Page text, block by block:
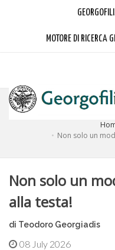
MOTORE DI RICERCA
a cura dell'Accademia dei
Non solo un
Non solo un
alla testa!
di Teodoro Georgiadis
08 July 2026